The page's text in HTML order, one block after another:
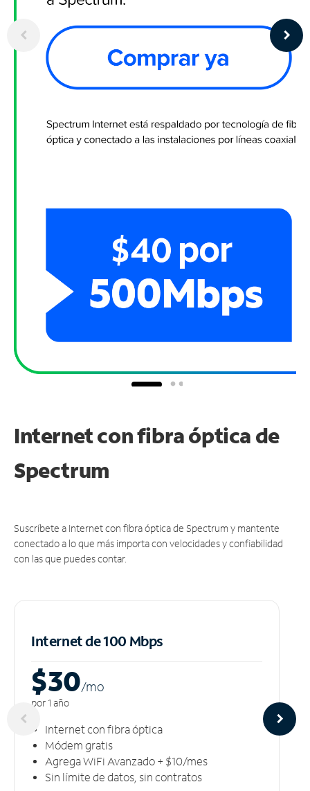
Internet con fibra óptica de
Spectrum
Suscríbete a Internet con fibra óptica de Spectrum y mantente
conectado a lo que más importa con velocidades y confiabilidad
con las que puedes contar.
Internet de 100 Mbps
$30/mo
por 1 año
Internet con fibra óptica
Módem gratis
Agrega WiFi Avanzado + $10/mes
Sin límite de datos, sin contratos